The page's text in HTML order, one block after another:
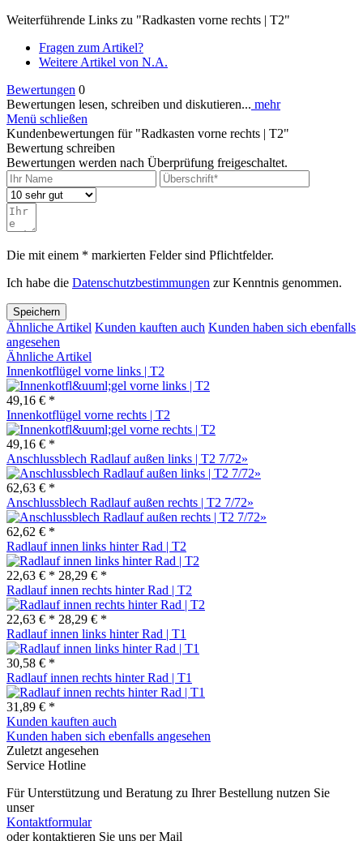
Weiterführende Links zu "Radkasten vorne rechts | T2"
Fragen zum Artikel?
Weitere Artikel von N.A.
Bewertungen 0
Bewertungen lesen, schreiben und diskutieren... mehr
Menü schließen
Kundenbewertungen für "Radkasten vorne rechts | T2"
Bewertung schreiben
Bewertungen werden nach Überprüfung freigeschaltet.
Die mit einem * markierten Felder sind Pflichtfelder.
Ich habe die Datenschutzbestimmungen zur Kenntnis genommen.
Speichern
Ähnliche Artikel Kunden kauften auch Kunden haben sich ebenfalls
angesehen
Ähnliche Artikel
Innenkotflügel vorne links | T2
49,16 € *
Innenkotflügel vorne rechts | T2
49,16 € *
Anschlussblech Radlauf außen links | T2 7/72»
62,63 € *
Anschlussblech Radlauf außen rechts | T2 7/72»
62,62 € *
Radlauf innen links hinter Rad | T2
22,63 € * 28,29 € *
Radlauf innen rechts hinter Rad | T2
22,63 € * 28,29 € *
Radlauf innen links hinter Rad | T1
30,58 € *
Radlauf innen rechts hinter Rad | T1
31,89 € *
Kunden kauften auch
Kunden haben sich ebenfalls angesehen
Zuletzt angesehen
Service Hotline
Für Unterstützung und Beratung zu Ihrer Bestellung nutzen Sie
unser
Kontaktformular
oder kontaktieren Sie uns per Mail